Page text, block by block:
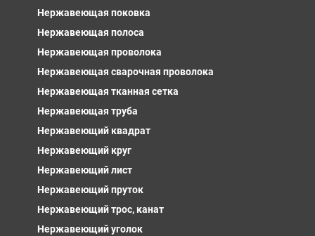
Нержавеющая поковка
Нержавеющая полоса
Нержавеющая проволока
Нержавеющая сварочная проволока
Нержавеющая тканная сетка
Нержавеющая труба
Нержавеющий квадрат
Нержавеющий круг
Нержавеющий лист
Нержавеющий пруток
Нержавеющий трос, канат
Нержавеющий уголок